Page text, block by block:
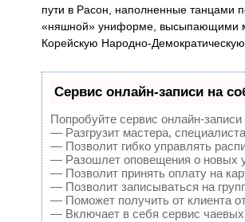
пути в Расон, наполненные танцами
«няшной» униформе, высыпающими
Корейскую Народно-
Сервис онлайн-записи на
Попробуйте сервис онлайн-
— Разгрузит мастера,
— Позволит гибко управлять
— Разошлет оповещения о новых
— Позволит принять оплату на
— Позволит записываться на
— Поможет получить от клиента
— Включает в себя сервис